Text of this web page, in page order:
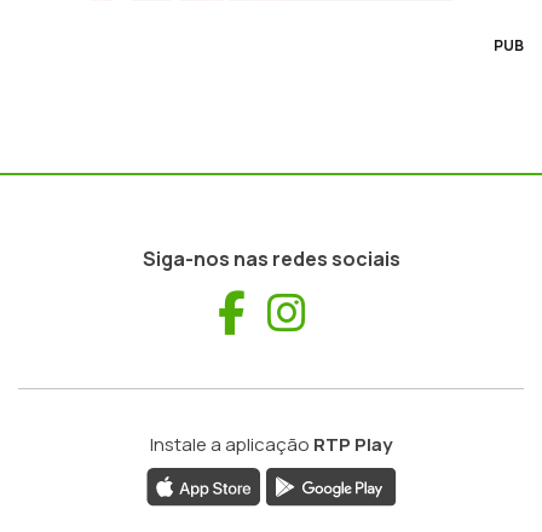
PUB
Siga-nos nas redes sociais
Facebook
Instale a aplicação RTP Play